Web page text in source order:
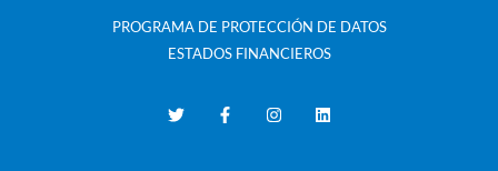
PROGRAMA DE PROTECCIÓN DE DATOS
ESTADOS FINANCIEROS